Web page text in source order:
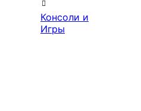
Консоли и
Игры